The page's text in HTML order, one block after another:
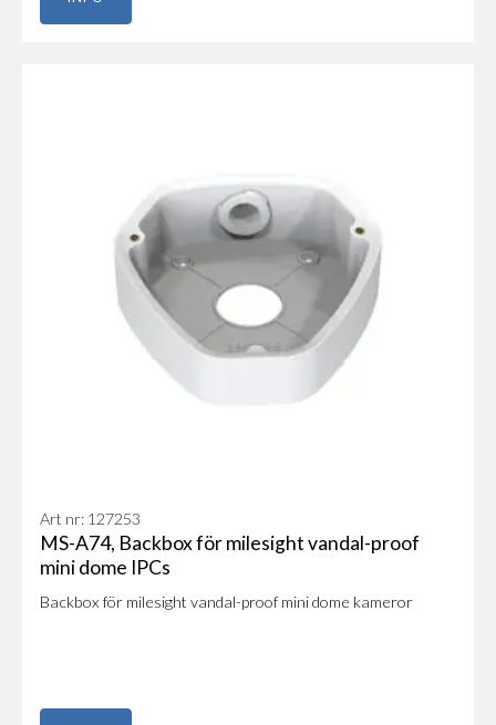
Art nr: 127253
MS-A74, Backbox för milesight vandal-proof
mini dome IPCs
Backbox för milesight vandal-proof mini dome kameror